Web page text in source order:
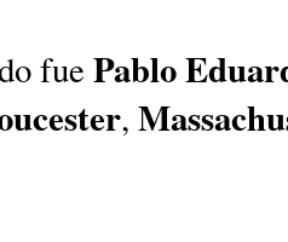
fue Pablo
,